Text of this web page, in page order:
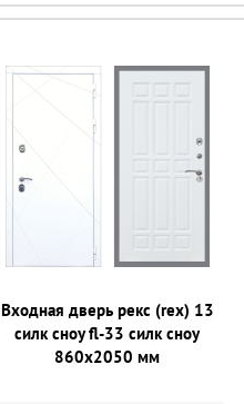
Входная дверь рекс (rex) 13
силк сноу fl-33 силк сноу
860х2050 мм